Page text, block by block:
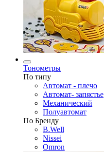
Тонометры
По типу
Автомат - плечо
Автомат- запястье
Механический
Полуавтомат
По Бренду
B.Well
Nissei
Omron